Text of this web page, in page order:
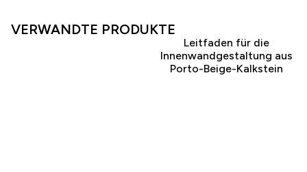
VERWANDTE PRODUKTE
Leitfaden für die
Innenwandgestaltung aus
Porto-Beige-Kalkstein